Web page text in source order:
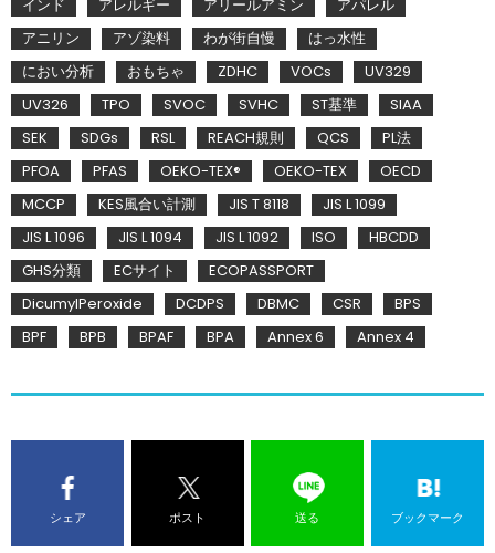
インド アレルギー アリールアミン
アパレル
アニリン
アゾ染料 わが街自慢
はっ水性
におい分析
おもちゃ ZDHC VOCs
UV329
UV326
TPO SVOC SVHC ST基準
SIAA
SEK
SDGs RSL REACH規則 QCS
PL法
PFOA
PFAS OEKO-TEX® OEKO-TEX
OECD
MCCP
KES風合い計測 JIS T 8118
JIS L 1099
JIS L 1096
JIS L 1094 JIS L 1092 ISO
HBCDD
GHS分類
ECサイト
ECOPASSPORT
DicumylPeroxide
DCDPS DBMC CSR
BPS
BPF
BPB BPAF BPA Annex 6 Annex 4
シェア ポスト 送る ブックマーク